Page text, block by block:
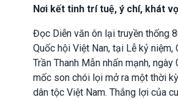
Nơi kết tinh trí tuệ, ý chí, khát
Đọc Diễn văn ôn lại truyền thống
Quốc hội Việt Nan, tại Lễ kỷ niệm,
Trần Thanh Mẫn nhấn mạnh,
mốc son chói lọi mở ra một thời
dân tộc Việt Nam. Thắng lợi của